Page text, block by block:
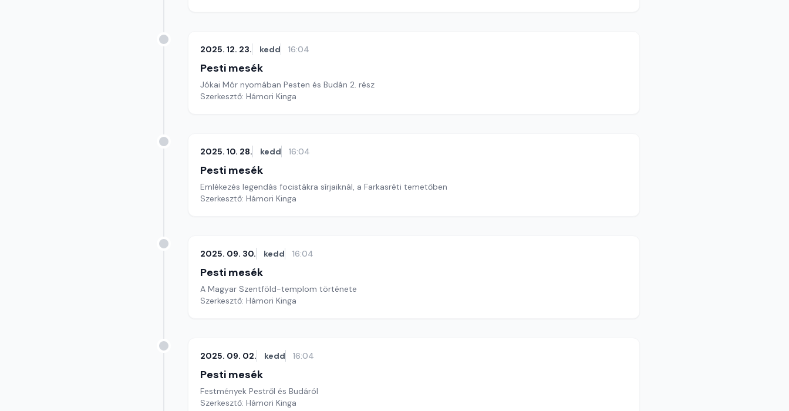
2025. 12. 23. kedd 16:04
Pesti mesék
Jókai Mór nyomában Pesten és Budán 2. rész
Szerkesztő: Hámori Kinga
2025. 10. 28. kedd 16:04
Pesti mesék
Emlékezés legendás focistákra sírjaiknál, a Farkasréti temetőben
Szerkesztő: Hámori Kinga
2025. 09. 30. kedd 16:04
Pesti mesék
A Magyar Szentföld-templom története
Szerkesztő: Hámori Kinga
2025. 09. 02. kedd 16:04
Pesti mesék
Festmények Pestről és Budáról
Szerkesztő: Hámori Kinga